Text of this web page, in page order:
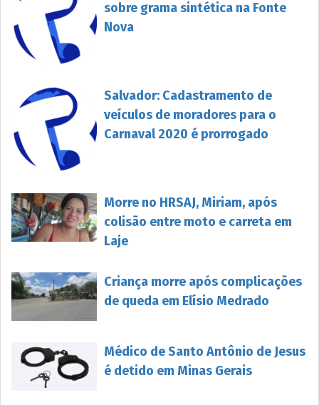
sobre grama sintética na Fonte
Nova
Salvador: Cadastramento de
veículos de moradores para o
Carnaval 2020 é prorrogado
Morre no HRSAJ, Miriam, após
colisão entre moto e carreta em
Laje
Criança morre após complicações
de queda em Elísio Medrado
Médico de Santo Antônio de Jesus
é detido em Minas Gerais